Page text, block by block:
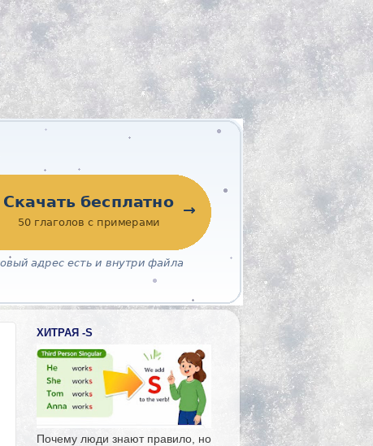
ХИТРАЯ -S
Почему люди знают правило, но